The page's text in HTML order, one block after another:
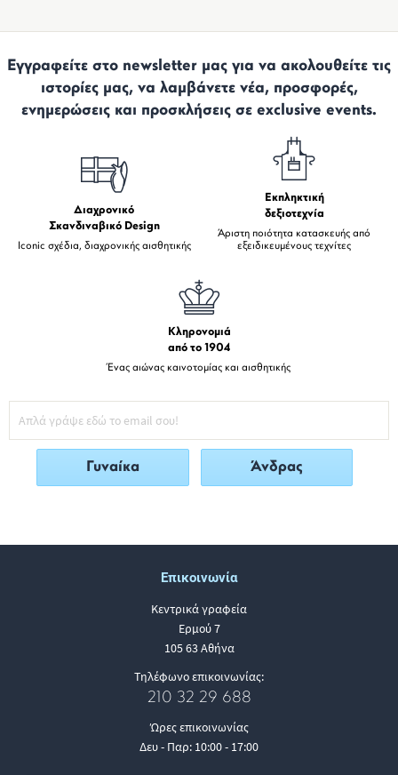
Εγγραφείτε στο newsletter μας για να ακολουθείτε τις
ιστορίες μας, να λαμβάνετε νέα, προσφορές,
ενημερώσεις και προσκλήσεις σε exclusive events.
Διαχρονικό
Σκανδιναβικό Design
Iconic σχέδια, διαχρονικής αισθητικής
Εκπληκτική
δεξιοτεχνία
Άριστη ποιότητα κατασκευής από
εξειδικευμένους τεχνίτες
Κληρονομιά
από το 1904
Ένας αιώνας καινοτομίας και αισθητικής
Γυναίκα Άνδρας
Επικοινωνία
Κεντρικά γραφεία
Ερμού 7
105 63 Αθήνα
Τηλέφωνο επικοινωνίας:
210 32 29 688
Ώρες επικοινωνίας
Δευ - Παρ: 10:00 - 17:00